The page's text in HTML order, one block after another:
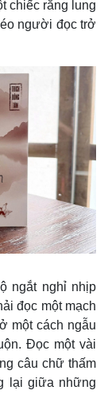
phòng
chiếc răng lung
người đọc trở
ngắt nghỉ nhịp
đọc một mạch
một cách ngẫu
Đọc một vài
câu chữ thấm
lại giữa những